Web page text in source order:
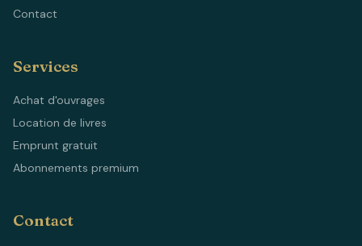
Contact
Services
Achat d'ouvrages
Location de livres
Emprunt gratuit
Abonnements premium
Contact